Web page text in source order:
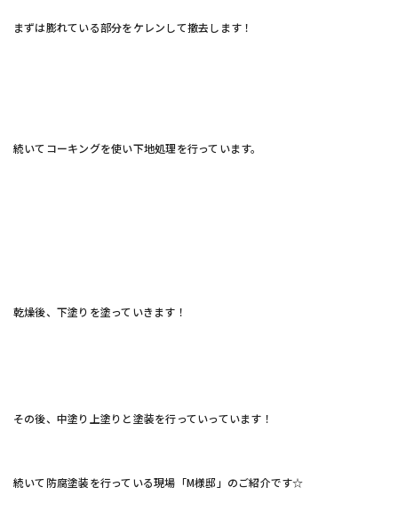
まずは膨れている部分をケレンして撤去します！
続いてコーキングを使い下地処理を行っています。
乾燥後、下塗りを塗っていきます！
その後、中塗り上塗りと塗装を行っていっています！
続いて防腐塗装を行っている現場「M様邸」のご紹介です☆